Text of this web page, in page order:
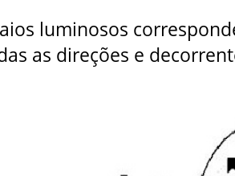
luminosos
as direções e